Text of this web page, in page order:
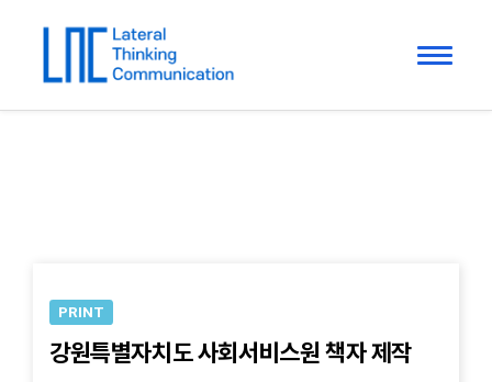
PRINT
강원특별자치도 사회서비스원 책자 제작